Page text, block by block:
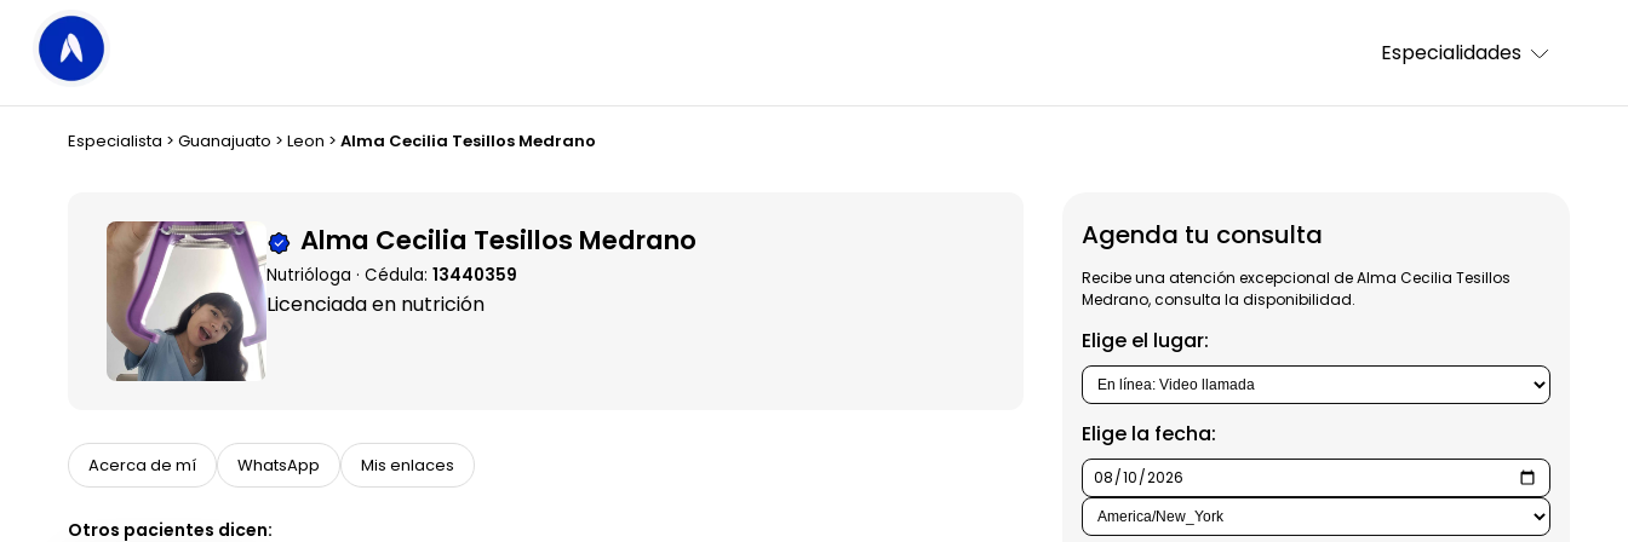
Especialidades
Especialista > Guanajuato > Leon > Alma Cecilia Tesillos Medrano
Alma Cecilia Tesillos Medrano
Nutrióloga · Cédula: 13440359
Licenciada en nutrición
Agenda tu consulta
Recibe una atención excepcional de Alma Cecilia Tesillos
Medrano, consulta la disponibilidad.
Elige el lugar:
Elige la fecha:
Acerca de mí WhatsApp Mis enlaces
Otros pacientes dicen: